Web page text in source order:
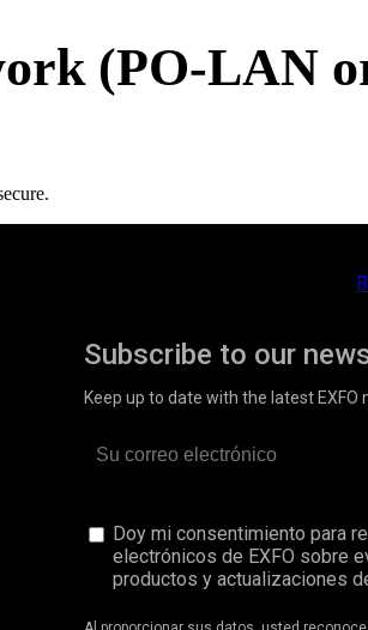
(PO-LAN
Subscribe to our
Keep up to date with the latest EXFO
Doy mi consentimiento para
electrónicos de EXFO sobre
productos y actualizaciones